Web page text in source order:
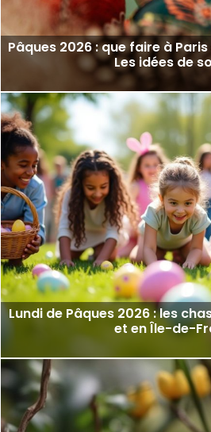
Pâques 2026 : que faire à
Les idées de
Lundi de Pâques 2026 : les
et en Île-de-